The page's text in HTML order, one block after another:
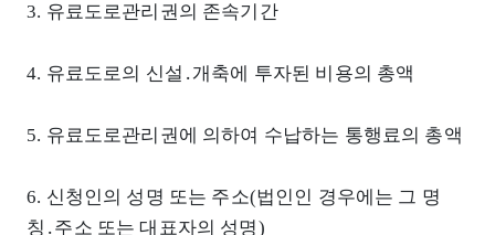
3. 유료도로관리권의 존속기간
4. 유료도로의 신설․개축에 투자된 비용의 총액
5. 유료도로관리권에 의하여 수납하는 통행료의 총액
6. 신청인의 성명 또는 주소(법인인 경우에는 그 명
칭․주소 또는 대표자의 성명)